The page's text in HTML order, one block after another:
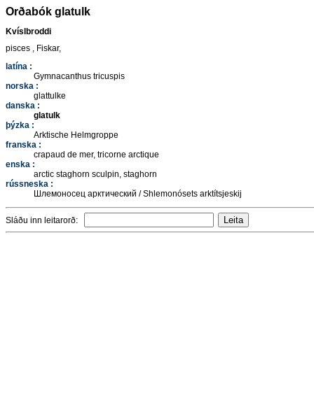
Orðabók glatulk
Kvíslbroddi
pisces , Fiskar,
latína :
Gymnacanthus tricuspis
norska :
glattulke
danska :
glatulk
þýzka :
Arktische Helmgroppe
franska :
crapaud de mer, tricorne arctique
enska :
arctic staghorn sculpin, staghorn
rússneska :
Шлемоносец арктический / Shlemonósets arktítsjeskij
Sláðu inn leitarorð: